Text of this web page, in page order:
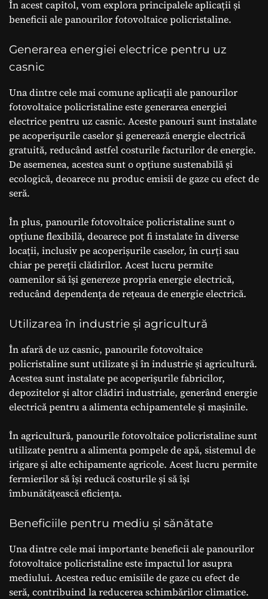
În acest capitol, vom explora principalele aplicații și
beneficii ale panourilor fotovoltaice policristaline.
Generarea energiei electrice pentru uz
casnic
Una dintre cele mai comune aplicații ale panourilor
fotovoltaice policristaline este generarea energiei
electrice pentru uz casnic. Aceste panouri sunt instalate
pe acoperișurile caselor și generează energie electrică
gratuită, reducând astfel costurile facturilor de energie.
De asemenea, acestea sunt o opțiune sustenabilă și
ecologică, deoarece nu produc emisii de gaze cu efect de
seră.
În plus, panourile fotovoltaice policristaline sunt o
opțiune flexibilă, deoarece pot fi instalate în diverse
locații, inclusiv pe acoperișurile caselor, în curți sau
chiar pe pereții clădirilor. Acest lucru permite
oamenilor să își genereze propria energie electrică,
reducând dependența de rețeaua de energie electrică.
Utilizarea în industrie și agricultură
În afară de uz casnic, panourile fotovoltaice
policristaline sunt utilizate și în industrie și agricultură.
Acestea sunt instalate pe acoperișurile fabricilor,
depozitelor și altor clădiri industriale, generând energie
electrică pentru a alimenta echipamentele și mașinile.
În agricultură, panourile fotovoltaice policristaline sunt
utilizate pentru a alimenta pompele de apă, sistemul de
irigare și alte echipamente agricole. Acest lucru permite
fermierilor să își reducă costurile și să își
îmbunătățească eficiența.
Beneficiile pentru mediu și sănătate
Una dintre cele mai importante beneficii ale panourilor
fotovoltaice policristaline este impactul lor asupra
mediului. Acestea reduc emisiile de gaze cu efect de
seră, contribuind la reducerea schimbărilor climatice.